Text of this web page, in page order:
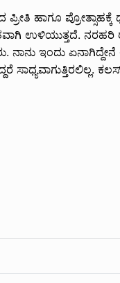
ಪ್ರೀತಿ ಹಾಗೂ
ಉಳಿಯುತ್ತದೆ.
ನಾನು ಇಂದು
ಸಾಧ್ಯವಾಗುತ್ತಿರಲಿಲ್ಲ.